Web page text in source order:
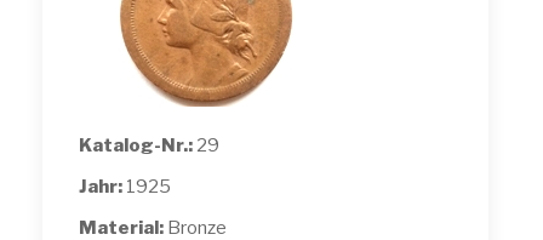
Katalog-Nr.: 29
Jahr: 1925
Material: Bronze